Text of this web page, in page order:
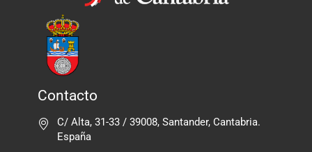
Contacto
C/ Alta, 31-33 / 39008, Santander, Cantabria.
España